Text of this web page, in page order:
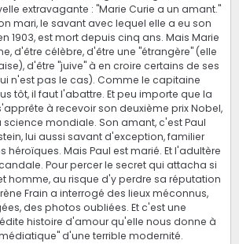
extravagante : "Marie Curie a un amant."
mari, le savant avec lequel elle a eu son
1903, est mort depuis cinq ans. Mais Marie
d'être célèbre, d'être une "étrangère" (elle
d'être "juive" à en croire certains de ses
n'est pas le cas). Comme le capitaine
tôt, il faut l'abattre. Et peu importe que la
à recevoir son deuxième prix Nobel,
mondiale. Son amant, c'est Paul
lui aussi savant d'exception, familier
héroïques. Mais Paul est marié. Et l'adultère
Pour percer le secret qui attacha si
homme, au risque d'y perdre sa réputation
Frain a interrogé des lieux méconnus,
des photos oubliées. Et c'est une
histoire d'amour qu'elle nous donne à
d'une terrible modernité.